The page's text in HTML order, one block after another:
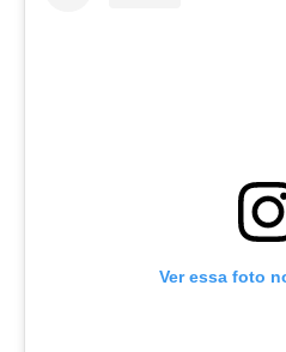
Ver essa foto